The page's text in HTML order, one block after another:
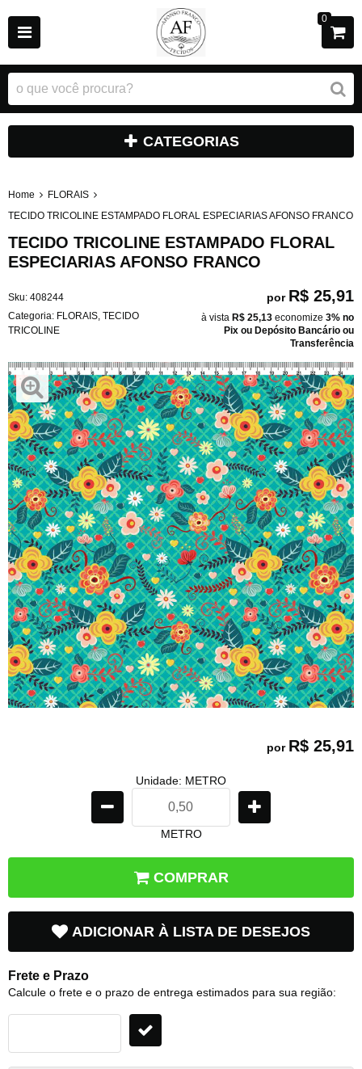
0
CATEGORIAS
Home
FLORAIS
TECIDO TRICOLINE ESTAMPADO FLORAL ESPECIARIAS AFONSO FRANCO
TECIDO TRICOLINE ESTAMPADO FLORAL
ESPECIARIAS AFONSO FRANCO
Sku: 408244
Categoria: FLORAIS TECIDO
TRICOLINE
por R$ 25,91
à vista R$ 25,13 economize 3% no
Pix ou Depósito Bancário ou
Transferência
por R$ 25,91
Unidade: METRO
METRO
COMPRAR
ADICIONAR À LISTA DE DESEJOS
Frete e Prazo
Calcule o frete e o prazo de entrega estimados para sua região: